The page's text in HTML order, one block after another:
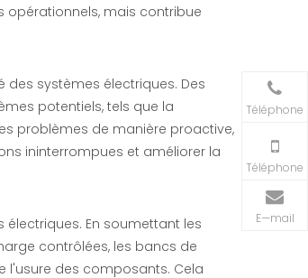
opérationnels, mais contribue
systèmes électriques. Des
potentiels, tels que la
problèmes de manière proactive,
ininterrompues et améliorer la
En soumettant les
contrôlées, les bancs de
l'usure des composants. Cela
Téléphone
Téléphone
E—mail